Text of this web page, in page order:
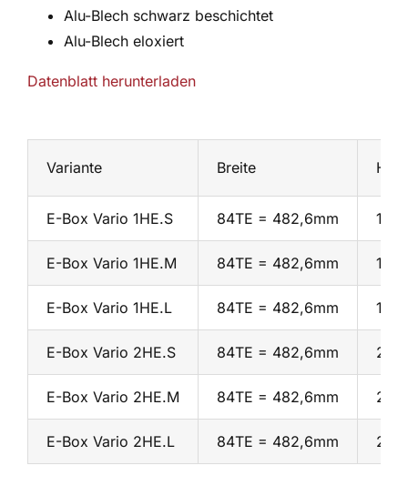
Alu-Blech schwarz beschichtet
Alu-Blech eloxiert
Datenblatt herunterladen
Variante Breite
E-Box Vario 1HE.S 84TE = 482,6mm
E-Box Vario 1HE.M 84TE = 482,6mm
E-Box Vario 1HE.L 84TE = 482,6mm
E-Box Vario 2HE.S 84TE = 482,6mm
E-Box Vario 2HE.M 84TE = 482,6mm
E-Box Vario 2HE.L 84TE = 482,6mm